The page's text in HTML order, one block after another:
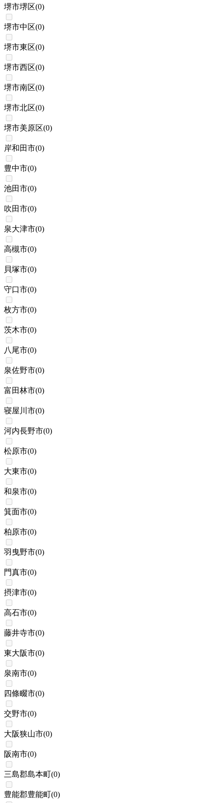
堺市堺区(0)
堺市中区(0)
堺市東区(0)
堺市西区(0)
堺市南区(0)
堺市北区(0)
堺市美原区(0)
岸和田市(0)
豊中市(0)
池田市(0)
吹田市(0)
泉大津市(0)
高槻市(0)
貝塚市(0)
守口市(0)
枚方市(0)
茨木市(0)
八尾市(0)
泉佐野市(0)
富田林市(0)
寝屋川市(0)
河内長野市(0)
松原市(0)
大東市(0)
和泉市(0)
箕面市(0)
柏原市(0)
羽曳野市(0)
門真市(0)
摂津市(0)
高石市(0)
藤井寺市(0)
東大阪市(0)
泉南市(0)
四條畷市(0)
交野市(0)
大阪狭山市(0)
阪南市(0)
三島郡島本町(0)
豊能郡豊能町(0)